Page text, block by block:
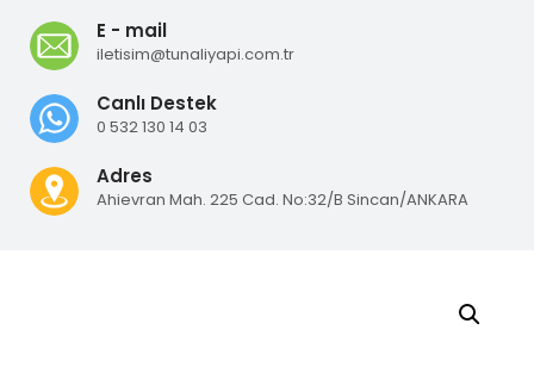
E - mail
iletisim@tunaliyapi.com.tr
Canlı Destek
0 532 130 14 03
Adres
Ahievran Mah. 225 Cad. No:32/B Sincan/ANKARA